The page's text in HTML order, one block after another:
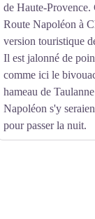
de Haute-Provence.
Route Napoléon à
version touristique
Il est jalonné de
comme ici le
hameau de
Napoléon s'y
pour passer la nuit.